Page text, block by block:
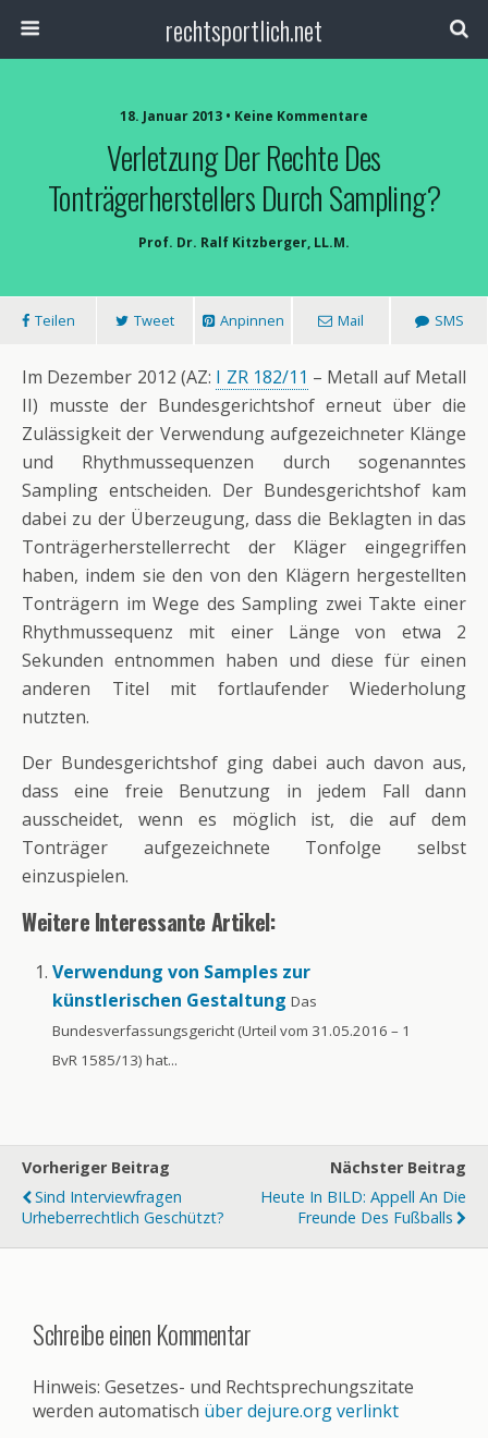
rechtsportlich.net
18. Januar 2013 • Keine Kommentare
Verletzung Der Rechte Des
Tonträgerherstellers Durch Sampling?
Prof. Dr. Ralf Kitzberger, LL.M.
Teilen Tweet Anpinnen Mail SMS
Im Dezember 2012 (AZ: I ZR 182/11 – Metall auf Metall
II) musste der Bundesgerichtshof erneut über die
Zulässigkeit der Verwendung aufgezeichneter Klänge
und Rhythmussequenzen durch sogenanntes
Sampling entscheiden. Der Bundesgerichtshof kam
dabei zu der Überzeugung, dass die Beklagten in das
Tonträgerherstellerrecht der Kläger eingegriffen
haben, indem sie den von den Klägern hergestellten
Tonträgern im Wege des Sampling zwei Takte einer
Rhythmussequenz mit einer Länge von etwa 2
Sekunden entnommen haben und diese für einen
anderen Titel mit fortlaufender Wiederholung
nutzten.
Der Bundesgerichtshof ging dabei auch davon aus,
dass eine freie Benutzung in jedem Fall dann
ausscheidet, wenn es möglich ist, die auf dem
Tonträger aufgezeichnete Tonfolge selbst
einzuspielen.
Weitere Interessante Artikel:
Verwendung von Samples zur
künstlerischen Gestaltung Das
Bundesverfassungsgericht (Urteil vom 31.05.2016 – 1
BvR 1585/13) hat...
Vorheriger Beitrag
Sind Interviewfragen
Urheberrechtlich Geschützt?
Nächster Beitrag
Heute In BILD: Appell An Die
Freunde Des Fußballs
Schreibe einen Kommentar
Hinweis: Gesetzes- und Rechtsprechungszitate
werden automatisch über dejure.org verlinkt